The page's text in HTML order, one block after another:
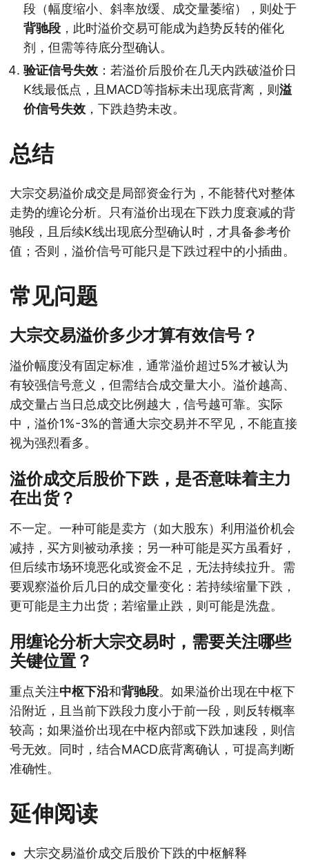
段（幅度缩小、斜率放缓、成交量萎缩），则处于
背驰段 ，此时溢价交易可能成为趋势反转的催化
剂，但需等待底分型确认。
验证信号失效 ：若溢价后股价在几天内跌破溢价日
K线最低点，且MACD等指标未出现底背离，则溢
价信号失效 ，下跌趋势未改。
总结
大宗交易溢价成交是局部资金行为，不能替代对整体
走势的缠论分析。只有溢价出现在下跌力度衰减的背
驰段，且后续K线出现底分型确认时，才具备参考价
值；否则，溢价信号可能只是下跌过程中的小插曲。
常见问题
大宗交易溢价多少才算有效信号？
溢价幅度没有固定标准，通常溢价超过5%才被认为
有较强信号意义，但需结合成交量大小。溢价越高、
成交量占当日总成交比例越大，信号越可靠。实际
中，溢价1%-3%的普通大宗交易并不罕见，不能直接
视为强烈看多。
溢价成交后股价下跌，是否意味着主力
在出货？
不一定。一种可能是卖方（如大股东）利用溢价机会
减持，买方则被动承接；另一种可能是买方虽看好，
但后续市场环境恶化或资金不足，无法持续拉升。需
要观察溢价后几日的成交量变化：若持续缩量下跌，
更可能是主力出货；若缩量止跌，则可能是洗盘。
用缠论分析大宗交易时，需要关注哪些
关键位置？
重点关注中枢下沿和背驰段。如果溢价出现在中枢下
沿附近，且当前下跌段力度小于前一段，则反转概率
较高；如果溢价出现在中枢内部或下跌加速段，则信
号无效。同时，结合MACD底背离确认，可提高判断
准确性。
延伸阅读
大宗交易溢价成交后股价下跌的中枢解释